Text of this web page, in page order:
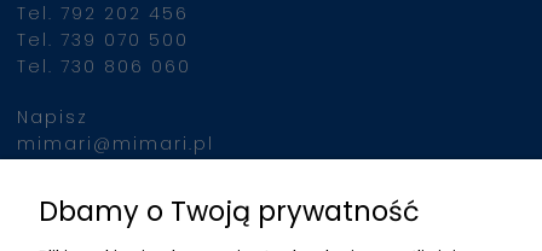
Tel. 792 202 456
Tel. 739 070 500
Tel. 730 806 060
Napisz
mimari@mimari.pl
Znajdziesz nas
Dbamy o Twoją prywatność